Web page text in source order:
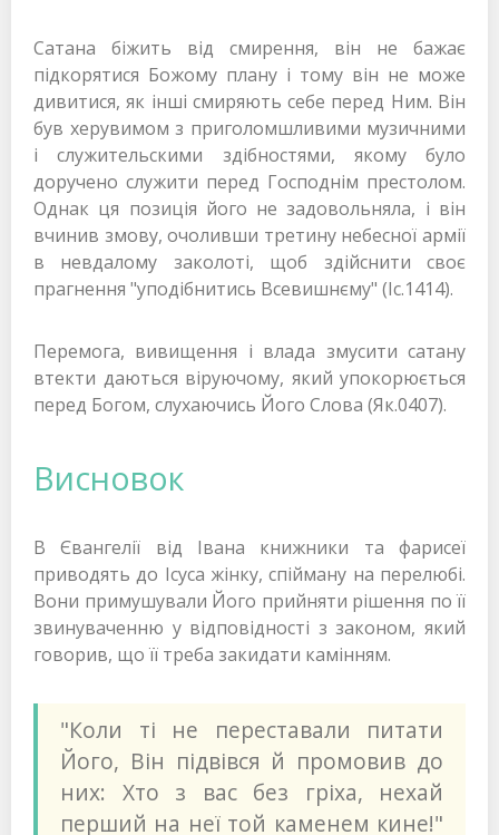
Сатана біжить від смирення, він не бажає
підкорятися Божому плану і тому він не може
дивитися, як інші смиряють себе перед Ним. Він
був херувимом з приголомшливими музичними
і служительскими здібностями, якому було
доручено служити перед Господнім престолом.
Однак ця позиція його не задовольняла, і він
вчинив змову, очоливши третину небесної армії
в невдалому заколоті, щоб здійснити своє
прагнення "уподібнитись Всевишнєму" (Іс.1414).
Перемога, вивищення і влада змусити cатану
втекти даються віруючому, який упокорюється
перед Богом, слухаючись Його Слова (Як.0407).
Висновок
В Євангелії від Івана книжники та фарисеї
приводять до Ісуса жінку, спійману на перелюбі.
Вони примушували Його прийняти рішення по її
звинуваченню у відповідності з законом, який
говорив, що її треба закидати камінням.
"Коли ті не переставали питати
Його, Він підвівся й промовив до
них: Хто з вас без гріха, нехай
перший на неї той каменем кине!"